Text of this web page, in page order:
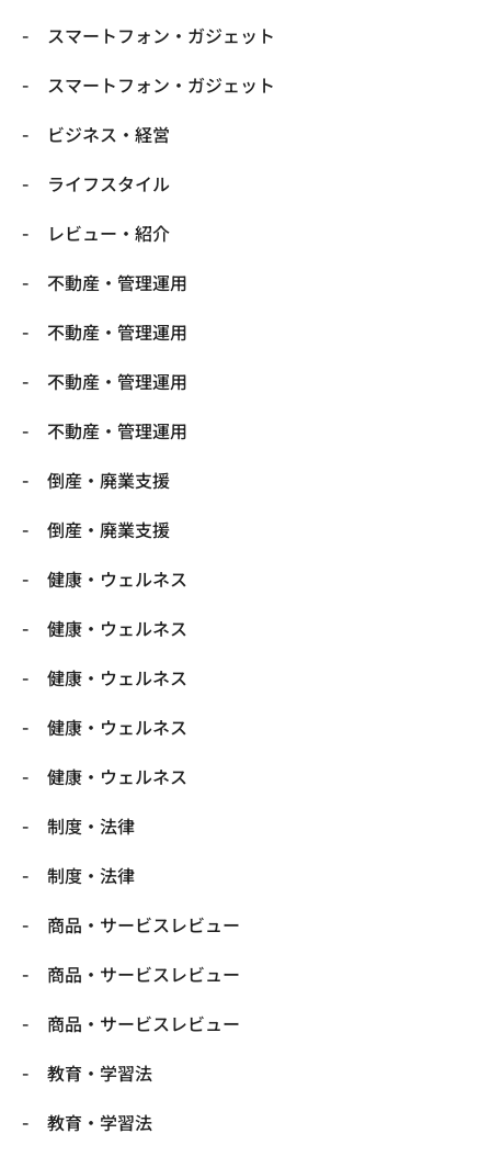
スマートフォン・ガジェット
スマートフォン・ガジェット
ビジネス・経営
ライフスタイル
レビュー・紹介
不動産・管理運用
不動産・管理運用
不動産・管理運用
不動産・管理運用
倒産・廃業支援
倒産・廃業支援
健康・ウェルネス
健康・ウェルネス
健康・ウェルネス
健康・ウェルネス
健康・ウェルネス
制度・法律
制度・法律
商品・サービスレビュー
商品・サービスレビュー
商品・サービスレビュー
教育・学習法
教育・学習法